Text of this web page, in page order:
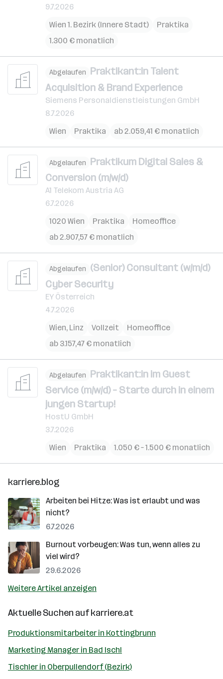
9.7.2026
Wien 1. Bezirk (Innere Stadt)
Praktika
1.300 € monatlich
Abgelaufen Praktikant:in Talent
Acquisition & Brand Experience
Siemens Personaldienstleistungen GmbH
8.7.2026
Wien
Praktika ab 2.059,41 € monatlich
Abgelaufen Praktikum Digital Sales &
Conversion (m/w/d)
A1 Telekom Austria AG
6.7.2026
1020 Wien
Praktika
Homeoffice
ab 2.907,57 € monatlich
Abgelaufen (Senior) Consultant (w/m/d)
Cyber Security
EY Österreich
4.7.2026
Wien, Linz Vollzeit
Homeoffice
ab 3.157,47 € monatlich
Abgelaufen Praktikant:in im Guest
Service (m/w/d) – Starte durch in einem
jungen Startup!
HostU GmbH
3.7.2026
Wien
Praktika 1.050 € – 1.500 € monatlich
karriere.blog
Arbeiten bei Hitze: Was ist erlaubt und was
nicht?
6.7.2026
Burnout vorbeugen: Was tun, wenn alles zu
viel wird?
29.6.2026
Weitere Artikel anzeigen
Aktuelle Suchen aufkarriere.at
Produktionsmitarbeiter in Kottingbrunn
Marketing Manager in Bad Ischl
Tischler in Oberpullendorf (Bezirk)